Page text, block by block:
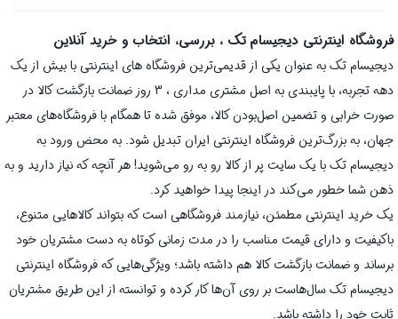
فروشگاه اینترنتی دیجیسام تک ، بررسی، انتخاب و خرید آنلاین
دیجیسام تک به عنوان یکی از قدیمی‌ترین فروشگاه های اینترنتی با بیش از یک
دهه تجربه، با پایبندی به اصل مشتری مداری ، 3 روز ضمانت بازگشت کالا در
صورت خرابی و تضمین اصل‌بودن کالا، موفق شده تا همگام با فروشگاه‌های معتبر
جهان، به بزرگ‌ترین فروشگاه اینترنتی ایران تبدیل شود. به محض ورود به
دیجیسام تک با یک سایت پر از کالا رو به رو می‌شوید! هر آنچه که نیاز دارید و به
ذهن شما خطور می‌کند در اینجا پیدا خواهید کرد.
یک خرید اینترنتی مطمئن، نیازمند فروشگاهی است که بتواند کالاهایی متنوع،
باکیفیت و دارای قیمت مناسب را در مدت زمانی کوتاه به دست مشتریان خود
برساند و ضمانت بازگشت کالا هم داشته باشد؛ ویژگی‌هایی که فروشگاه اینترنتی
دیجیسام تک سال‌هاست بر روی آن‌ها کار کرده و توانسته از این طریق مشتریان
ثابت خود را داشته باشد.